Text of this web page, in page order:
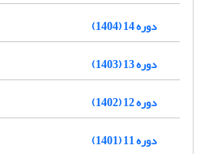
دوره 14 (1404)
دوره 13 (1403)
دوره 12 (1402)
دوره 11 (1401)